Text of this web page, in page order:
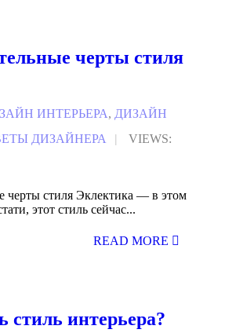
черты стиля
ИНТЕРЬЕРА, ДИЗАЙН
ДИЗАЙНЕРА |
VIEWS:
черты стиля Эклектика — в этом
этот стиль сейчас...
READ MORE
стиль интерьера?